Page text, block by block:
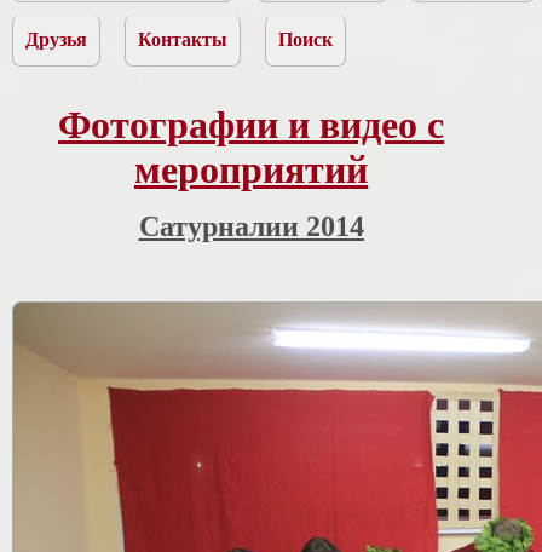
Друзья Контакты Поиск
Фотографии и видео с
мероприятий
Сатурналии 2014